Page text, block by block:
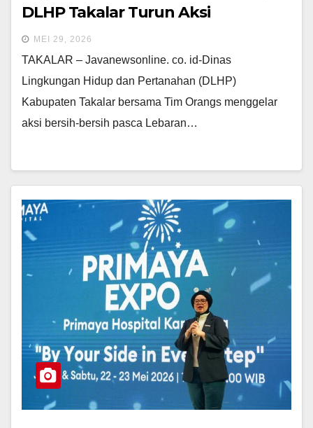
DLHP Takalar Turun Aksi
MEI 29, 2026
TAKALAR – Javanewsonline. co. id-Dinas
Lingkungan Hidup dan Pertanahan (DLHP)
Kabupaten Takalar bersama Tim Orangs menggelar
aksi bersih-bersih pasca Lebaran…